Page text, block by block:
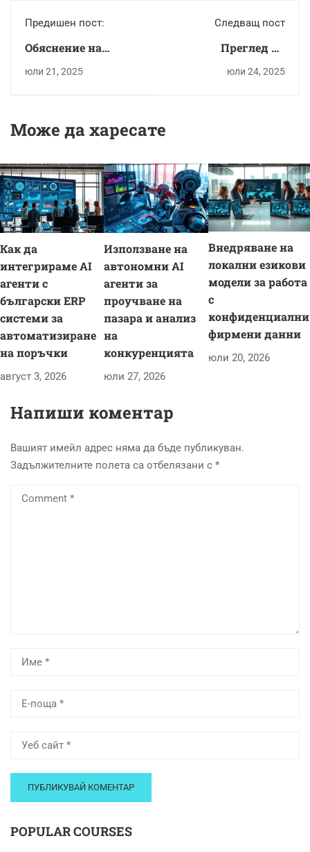
Предишен пост:
Обяснение на
основните
юли 21, 2025
Следващ пост
Преглед на
различните видове
юли 24, 2025
Може да харесате
Как да
интегрираме AI
агенти с
български ERP
системи за
автоматизиране
на поръчки
август 3, 2026
Използване на
автономни AI
агенти за
проучване на
пазара и анализ
на
конкуренцията
юли 27, 2026
Внедряване на
локални езикови
модели за работа
с
конфиденциални
фирмени данни
юли 20, 2026
Напиши коментар
Вашият имейл адрес няма да бъде публикуван.
Задължителните полета са отбелязани с *
POPULAR COURSES